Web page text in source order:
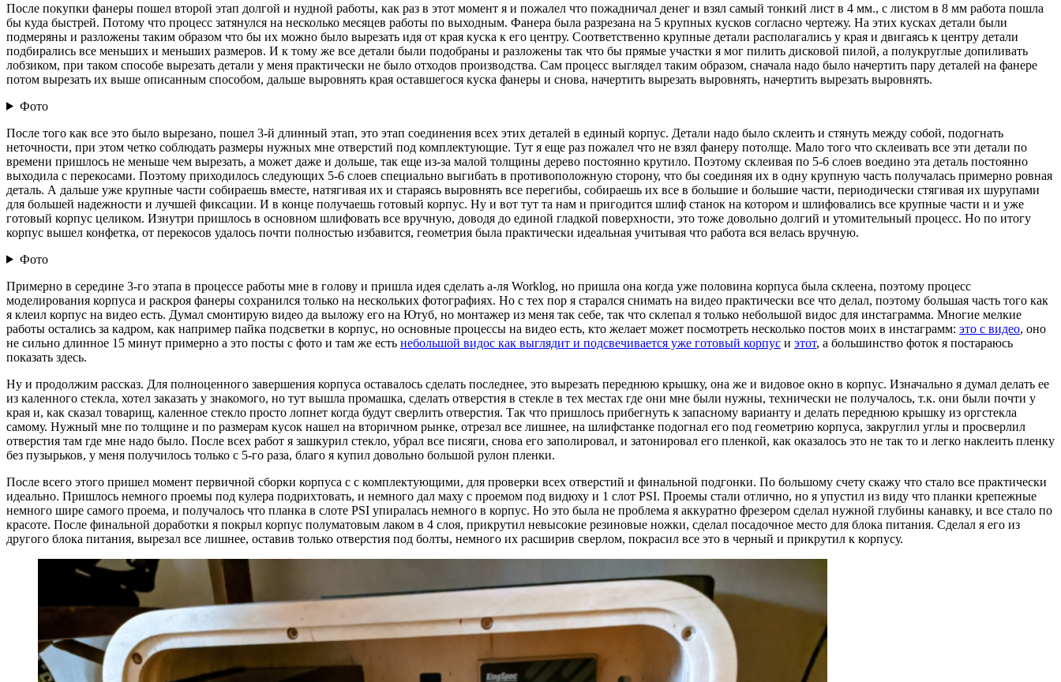
После покупки фанеры пошел второй этап долгой и нудной работы, как раз в этот момент я и пожалел что пожадничал денег и взял самый тонкий лист в 4 мм., с листом в 8 мм работа пошла
бы куда быстрей. Потому что процесс затянулся на несколько месяцев работы по выходным. Фанера была разрезана на 5 крупных кусков согласно чертежу. На этих кусках детали были
подмеряны и разложены таким образом что бы их можно было вырезать идя от края куска к его центру. Соответственно крупные детали располагались у края и двигаясь к центру детали
подбирались все меньших и меньших размеров. И к тому же все детали были подобраны и разложены так что бы прямые участки я мог пилить дисковой пилой, а полукруглые допиливать
лобзиком, при таком способе вырезать детали у меня практически не было отходов производства. Сам процесс выглядел таким образом, сначала надо было начертить пару деталей на фанере
потом вырезать их выше описанным способом, дальше выровнять края оставшегося куска фанеры и снова, начертить вырезать выровнять, начертить вырезать выровнять.
Фото
После того как все это было вырезано, пошел 3-й длинный этап, это этап соединения всех этих деталей в единый корпус. Детали надо было склеить и стянуть между собой, подогнать
неточности, при этом четко соблюдать размеры нужных мне отверстий под комплектующие. Тут я еще раз пожалел что не взял фанеру потолще. Мало того что склеивать все эти детали по
времени пришлось не меньше чем вырезать, а может даже и дольше, так еще из-за малой толщины дерево постоянно крутило. Поэтому склеивая по 5-6 слоев воедино эта деталь постоянно
выходила с перекосами. Поэтому приходилось следующих 5-6 слоев специально выгибать в противоположную сторону, что бы соединяя их в одну крупную часть получалась примерно ровная
деталь. А дальше уже крупные части собираешь вместе, натягивая их и стараясь выровнять все перегибы, собираешь их все в большие и большие части, периодически стягивая их шурупами
для большей надежности и лучшей фиксации. И в конце получаешь готовый корпус. Ну и вот тут та нам и пригодится шлиф станок на котором и шлифовались все крупные части и и уже
готовый корпус целиком. Изнутри пришлось в основном шлифовать все вручную, доводя до единой гладкой поверхности, это тоже довольно долгий и утомительный процесс. Но по итогу
корпус вышел конфетка, от перекосов удалось почти полностью избавится, геометрия была практически идеальная учитывая что работа вся велась вручную.
Фото
Примерно в середине 3-го этапа в процессе работы мне в голову и пришла идея сделать а-ля Worklog, но пришла она когда уже половина корпуса была склеена, поэтому процесс
моделирования корпуса и раскроя фанеры сохранился только на нескольких фотографиях. Но с тех пор я старался снимать на видео практически все что делал, поэтому большая часть того как
я клеил корпус на видео есть. Думал смонтирую видео да выложу его на Ютуб, но монтажер из меня так себе, так что склепал я только небольшой видос для инстаграмма. Многие мелкие
работы остались за кадром, как например пайка подсветки в корпус, но основные процессы на видео есть, кто желает может посмотреть несколько постов моих в инстаграмм: это с видео, оно
не сильно длинное 15 минут примерно а это посты с фото и там же есть небольшой видос как выглядит и подсвечивается уже готовый корпус и этот, а большинство фоток я постараюсь
показать здесь.
Ну и продолжим рассказ. Для полноценного завершения корпуса оставалось сделать последнее, это вырезать переднюю крышку, она же и видовое окно в корпус. Изначально я думал делать ее
из каленного стекла, хотел заказать у знакомого, но тут вышла промашка, сделать отверстия в стекле в тех местах где они мне были нужны, технически не получалось, т.к. они были почти у
края и, как сказал товарищ, каленное стекло просто лопнет когда будут сверлить отверстия. Так что пришлось прибегнуть к запасному варианту и делать переднюю крышку из оргстекла
самому. Нужный мне по толщине и по размерам кусок нашел на вторичном рынке, отрезал все лишнее, на шлифстанке подогнал его под геометрию корпуса, закруглил углы и просверлил
отверстия там где мне надо было. После всех работ я зашкурил стекло, убрал все писяги, снова его заполировал, и затонировал его пленкой, как оказалось это не так то и легко наклеить пленку
без пузырьков, у меня получилось только с 5-го раза, благо я купил довольно большой рулон пленки.
После всего этого пришел момент первичной сборки корпуса с с комплектующими, для проверки всех отверстий и финальной подгонки. По большому счету скажу что стало все практически
идеально. Пришлось немного проемы под кулера подрихтовать, и немного дал маху с проемом под видюху и 1 слот PSI. Проемы стали отлично, но я упустил из виду что планки крепежные
немного шире самого проема, и получалось что планка в слоте PSI упиралась немного в корпус. Но это была не проблема я аккуратно фрезером сделал нужной глубины канавку, и все стало по
красоте. После финальной доработки я покрыл корпус полуматовым лаком в 4 слоя, прикрутил невысокие резиновые ножки, сделал посадочное место для блока питания. Сделал я его из
другого блока питания, вырезал все лишнее, оставив только отверстия под болты, немного их расширив сверлом, покрасил все это в черный и прикрутил к корпусу.